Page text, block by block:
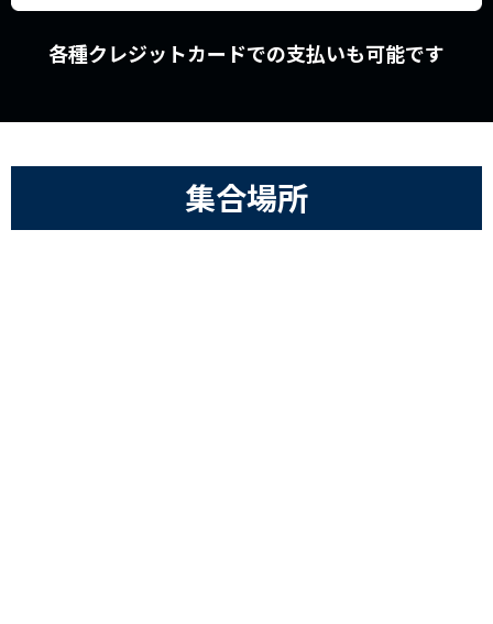
各種クレジットカードでの支払いも可能です
集合場所